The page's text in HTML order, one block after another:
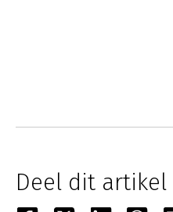
Deel dit artikel